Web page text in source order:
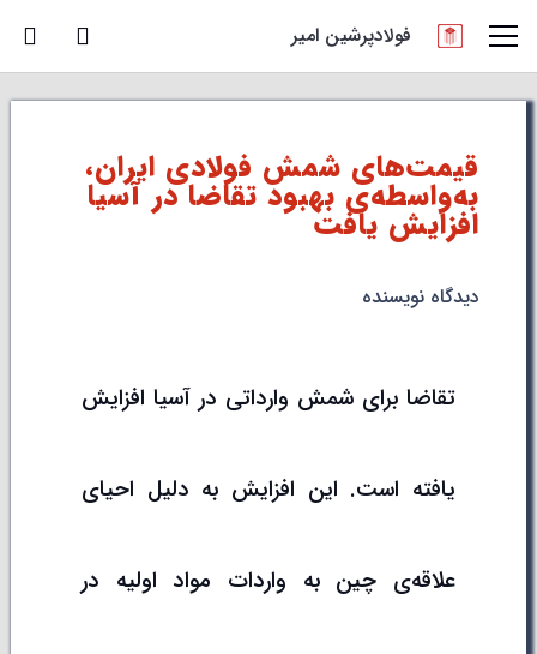
فولادپرشین امیر
قیمت‌های شمش فولادی ایران،
به‌واسطه‌ی بهبود تقاضا در آسیا
افزایش یافت
دیدگاه نویسنده
تقاضا برای شمش وارداتی در آسیا افزایش
یافته است. این افزایش به دلیل احیای
علاقه‌ی چین به واردات مواد اولیه در